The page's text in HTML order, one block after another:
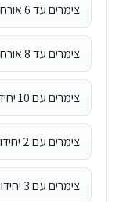
צימרים עד 6 אורחים
צימרים עד 8 אורחים
צימרים עם 10 יחידות
צימרים עם 2 יחידות
צימרים עם 3 יחידות